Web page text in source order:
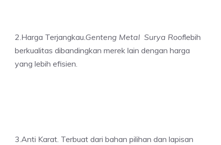
2.Harga Terjangkau.Genteng Metal Surya Rooflebih
berkualitas dibandingkan merek lain dengan harga
yang lebih efisien.
3.Anti Karat. Terbuat dari bahan pilihan dan lapisan